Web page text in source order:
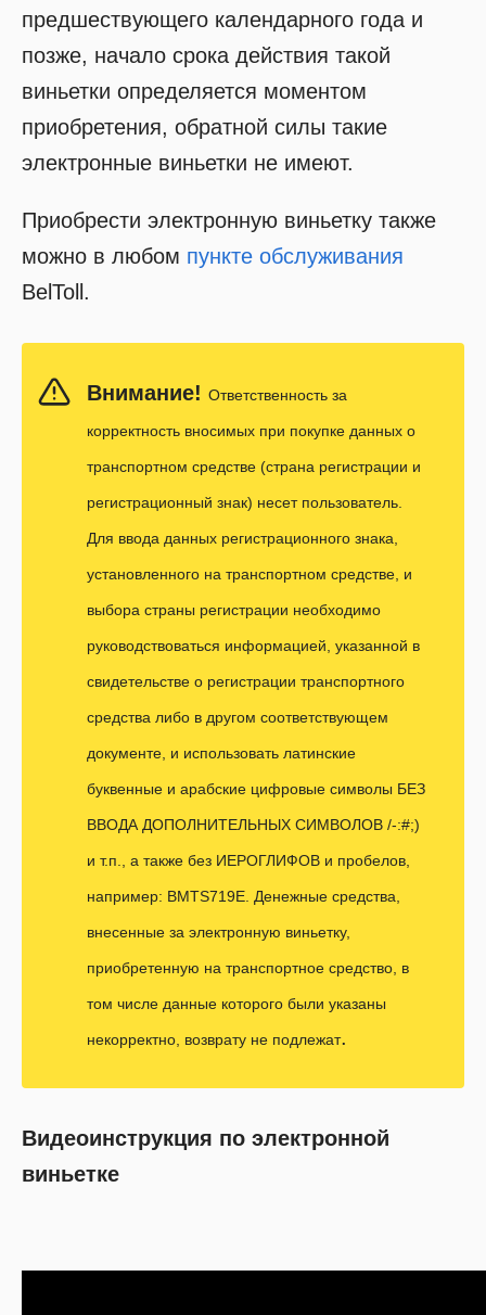
предшествующего календарного года и
позже, начало срока действия такой
виньетки определяется моментом
приобретения, обратной силы такие
электронные виньетки не имеют.
Приобрести электронную виньетку также
можно в любом пункте обслуживания
BelToll.
Внимание! Ответственность за
корректность вносимых при покупке данных о
транспортном средстве (страна регистрации и
регистрационный знак) несет пользователь.
Для ввода данных регистрационного знака,
установленного на транспортном средстве, и
выбора страны регистрации необходимо
руководствоваться информацией, указанной в
свидетельстве о регистрации транспортного
средства либо в другом соответствующем
документе, и использовать латинские
буквенные и арабские цифровые символы БЕЗ
ВВОДА ДОПОЛНИТЕЛЬНЫХ СИМВОЛОВ /-:#;)
и т.п., а также без ИЕРОГЛИФОВ и пробелов,
например: BMTS719E. Денежные средства,
внесенные за электронную виньетку,
приобретенную на транспортное средство, в
том числе данные которого были указаны
некорректно, возврату не подлежат.
Видеоинструкция по электронной
виньетке